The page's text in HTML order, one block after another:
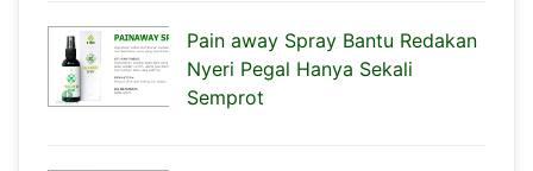
Pain away Spray Bantu Redakan
Nyeri Pegal Hanya Sekali
Semprot